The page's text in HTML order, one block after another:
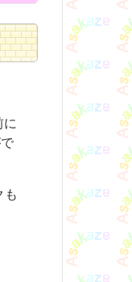
に
も